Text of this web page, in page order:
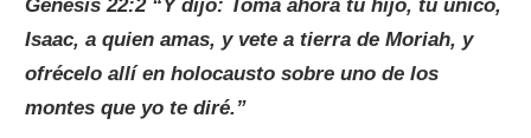
Génesis 22:2 “Y dijo: Toma ahora tu hijo, tu único,
Isaac, a quien amas, y vete a tierra de Moriah, y
ofrécelo allí en holocausto sobre uno de los
montes que yo te diré.”